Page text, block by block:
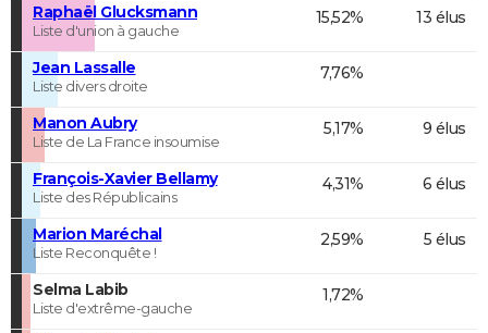
Raphaël Glucksmann
Liste d'union à gauche
15,52% 13 élus
Jean Lassalle
Liste divers droite
7,76%
Manon Aubry
Liste de La France insoumise
5,17% 9 élus
François-Xavier Bellamy
Liste des Républicains
4,31% 6 élus
Marion Maréchal
Liste Reconquête !
2,59% 5 élus
Selma Labib
Liste d'extrême-gauche
1,72%